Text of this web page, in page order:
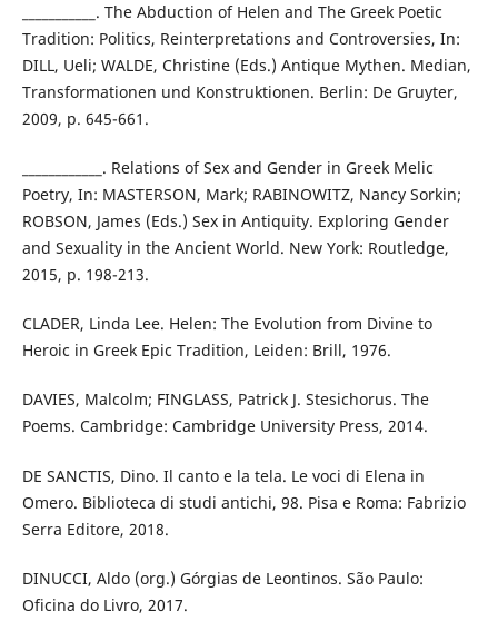
___________. The Abduction of Helen and The Greek Poetic
Tradition: Politics, Reinterpretations and Controversies, In:
DILL, Ueli; WALDE, Christine (Eds.) Antique Mythen. Median,
Transformationen und Konstruktionen. Berlin: De Gruyter,
2009, p. 645-661.
____________. Relations of Sex and Gender in Greek Melic
Poetry, In: MASTERSON, Mark; RABINOWITZ, Nancy Sorkin;
ROBSON, James (Eds.) Sex in Antiquity. Exploring Gender
and Sexuality in the Ancient World. New York: Routledge,
2015, p. 198-213.
CLADER, Linda Lee. Helen: The Evolution from Divine to
Heroic in Greek Epic Tradition, Leiden: Brill, 1976.
DAVIES, Malcolm; FINGLASS, Patrick J. Stesichorus. The
Poems. Cambridge: Cambridge University Press, 2014.
DE SANCTIS, Dino. Il canto e la tela. Le voci di Elena in
Omero. Biblioteca di studi antichi, 98. Pisa e Roma: Fabrizio
Serra Editore, 2018.
DINUCCI, Aldo (org.) Górgias de Leontinos. São Paulo:
Oficina do Livro, 2017.